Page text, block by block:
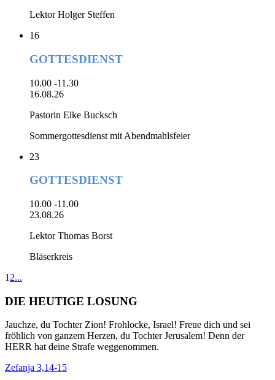
Lektor Holger Steffen
16
GOTTESDIENST
10.00 -11.30
16.08.26
Pastorin Elke Bucksch
Sommergottesdienst mit Abendmahlsfeier
23
GOTTESDIENST
10.00 -11.00
23.08.26
Lektor Thomas Borst
Bläserkreis
1 2...
DIE HEUTIGE LOSUNG
Jauchze, du Tochter Zion! Frohlocke, Israel! Freue dich und sei
fröhlich von ganzem Herzen, du Tochter Jerusalem! Denn der
HERR hat deine Strafe weggenommen.
Zefanja 3,14-15